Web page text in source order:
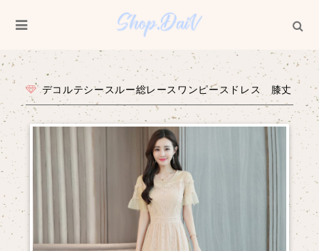
デコルテシースルー総レースワンピースドレス 膝丈